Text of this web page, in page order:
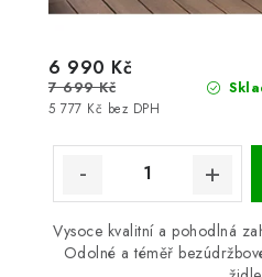
5 777 Kč bez DPH
6 990 Kč
7 699 Kč
Vysoce kvalitní a pohodlná
Odolné a téměř